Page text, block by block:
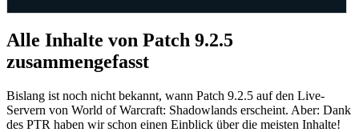
Alle Inhalte von Patch 9.2.5
zusammengefasst
Bislang ist noch nicht bekannt, wann Patch 9.2.5 auf den Live-
Servern von World of Warcraft: Shadowlands erscheint. Aber: Dank
des PTR haben wir schon einen Einblick über die meisten Inhalte!